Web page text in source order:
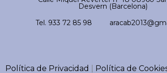
Desvern (Barcelona)
Tel. 933 72 85 98
Política de Privacidad Política de